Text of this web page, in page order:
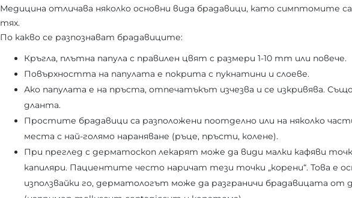
Медицина отличава няколко основни вида брадавици, като симптомите
тях.
По какво се разпознават брадавиците:
Кръгла, плътна папула с правилен цвят с размери 1-10 mm или повече.
Повърхността на папулата е покрита с пукнатини и слоеве.
Ако папулата е на пръста, отпечатъкът изчезва и се изкривява.
дланта.
Простите брадавици са разположени поотделно или на няколко
места с най-голямо нараняване (ръце, пръсти, колене).
При преглед с дерматоскоп лекарят може да види малки кафяви
капиляри. Пациентите често наричат ​​тези точки „корени“. Това е
използвайки го, дерматологът може да разграничи брадавицата от